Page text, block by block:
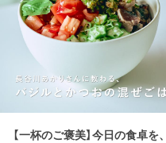
【一杯のご褒美】今日の食卓を